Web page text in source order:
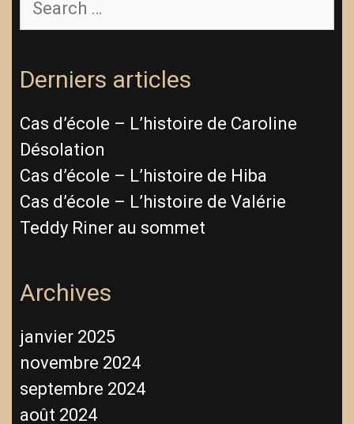
Derniers articles
Cas d’école – L’histoire de Caroline
Désolation
Cas d’école – L’histoire de Hiba
Cas d’école – L’histoire de Valérie
Teddy Riner au sommet
Archives
janvier 2025
novembre 2024
septembre 2024
août 2024